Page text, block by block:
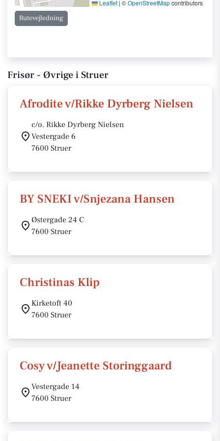
Leaflet | ©OpenStreetMapcontributors
Rutevejledning
Frisør - Øvrige i Struer
Afrodite v/Rikke Dyrberg Nielsen
c/o. Rikke Dyrberg Nielsen
Vestergade 6
7600 Struer
BY SNEKI v/Snjezana Hansen
Østergade 24 C
7600 Struer
Christinas Klip
Kirketoft 40
7600 Struer
Cosy v/Jeanette Storinggaard
Vestergade 14
7600 Struer